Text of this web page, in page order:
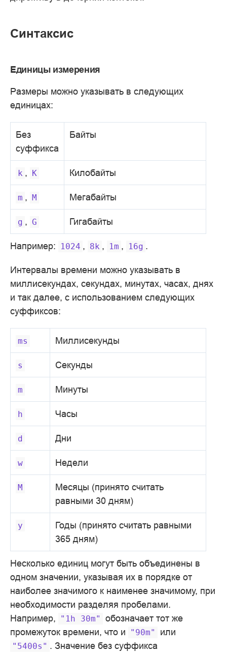
Синтаксис
Единицы измерения
Размеры можно указывать в следующих
единицах:
Без
суффикса
Байты
k , K Килобайты
m , M Мегабайты
g , G Гигабайты
Например: 1024 , 8k , 1m , 16g .
Интервалы времени можно указывать в
миллисекундах, секундах, минутах, часах, днях
и так далее, с использованием следующих
суффиксов:
ms Миллисекунды
s Секунды
m Минуты
h Часы
d Дни
w Недели
M
Месяцы (принято считать
равными 30 дням)
y
Годы (принято считать равными
365 дням)
Несколько единиц могут быть объединены в
одном значении, указывая их в порядке от
наиболее значимого к наименее значимому, при
необходимости разделяя пробелами.
Например,
"1h 30m"
обозначает тот же
промежуток времени, что и
"90m" или
"5400s" . Значение без суффикса